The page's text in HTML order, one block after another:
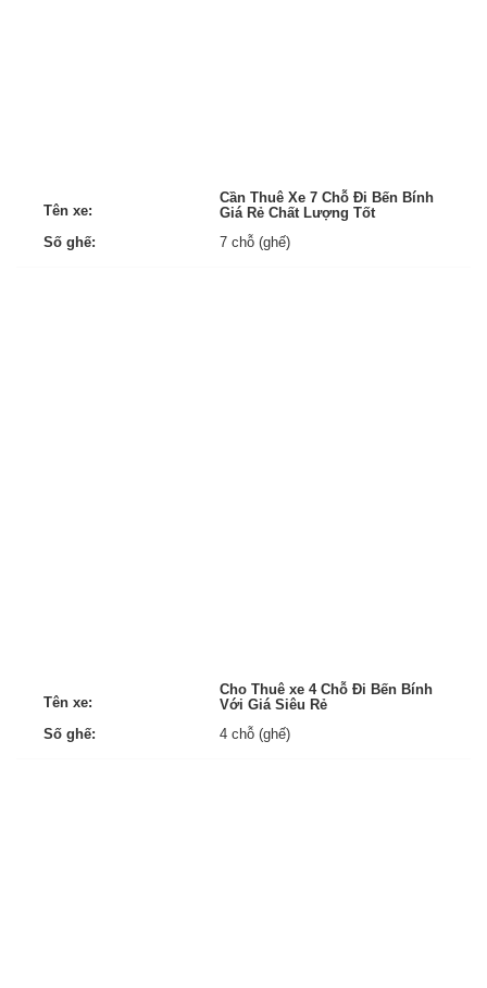
Tên xe:
Cần Thuê Xe 7 Chỗ Đi Bến Bính
Giá Rẻ Chất Lượng Tốt
Số ghế:
7 chỗ (ghế)
Tên xe:
Cho Thuê xe 4 Chỗ Đi Bến Bính
Với Giá Siêu Rẻ
Số ghế:
4 chỗ (ghế)